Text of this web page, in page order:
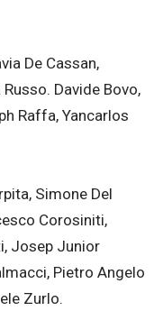
De Cassan,
Davide Bovo,
Raffa, Yancarlos
Simone Del
Corosiniti,
Josep Junior
Pietro Angelo
Zurlo.